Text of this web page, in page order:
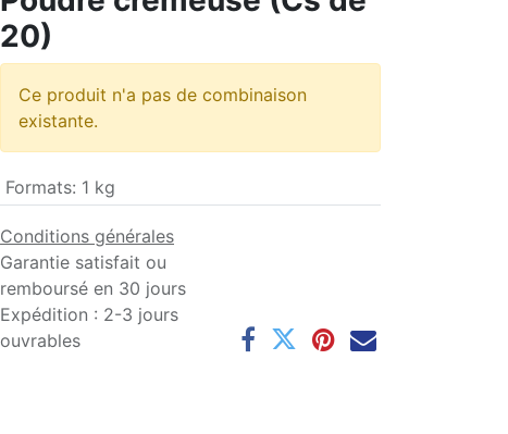
20)
Ce produit n'a pas de combinaison
existante.
Formats: 1 kg
Conditions générales
Garantie satisfait ou
remboursé en 30 jours
Expédition : 2-3 jours
ouvrables